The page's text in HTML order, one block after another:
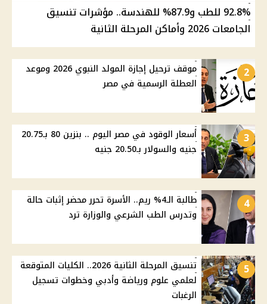
92.8% للطب و87.9% للهندسة.. مؤشرات تنسيق
الجامعات 2026 وأماكن المرحلة الثانية
2
موقف ترحيل إجازة المولد النبوي 2026 وموعد
العطلة الرسمية في مصر
3
أسعار الوقود في مصر اليوم .. بنزين 80 بـ20.75
جنيه والسولار بـ20.50 جنيه
4
طالبة الـ4% ريم.. الأسرة تحرر محضر إثبات حالة
وتدرس الطب الشرعي والوزارة ترد
5
تنسيق المرحلة الثانية 2026.. الكليات المتوقعة
لعلمي علوم ورياضة وأدبي وخطوات تسجيل
الرغبات